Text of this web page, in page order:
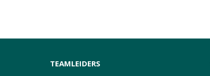
TEAMLEIDERS